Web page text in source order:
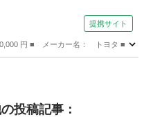
提携サイト
円 ■ メーカー名： トヨタ ■
投稿記事：